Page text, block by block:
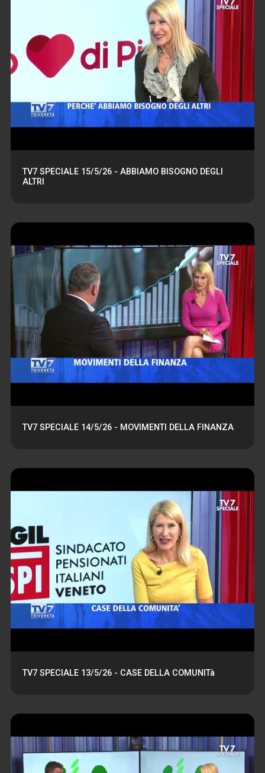
TV7 SPECIALE 15/5/26 - ABBIAMO BISOGNO DEGLI
ALTRI
TV7 SPECIALE 14/5/26 - MOVIMENTI DELLA FINANZA
TV7 SPECIALE 13/5/26 - CASE DELLA COMUNITà